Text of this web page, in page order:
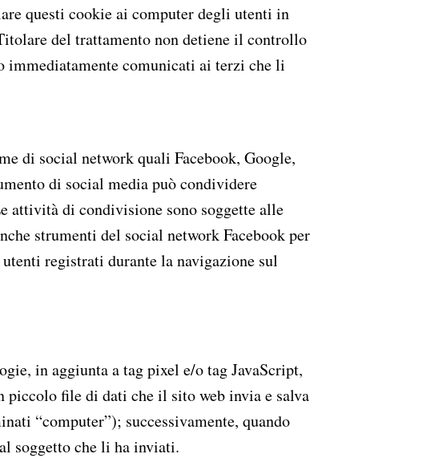
questi cookie ai computer degli utenti in
del trattamento non detiene il controllo
immediatamente comunicati ai terzi che li
di social network quali Facebook, Google,
di social media può condividere
di condivisione sono soggette alle
strumenti del social network Facebook per
registrati durante la navigazione sul
in aggiunta a tag pixel e/o tag JavaScript,
piccolo file di dati che il sito web invia e salva
“computer”); successivamente, quando
soggetto che li ha inviati.